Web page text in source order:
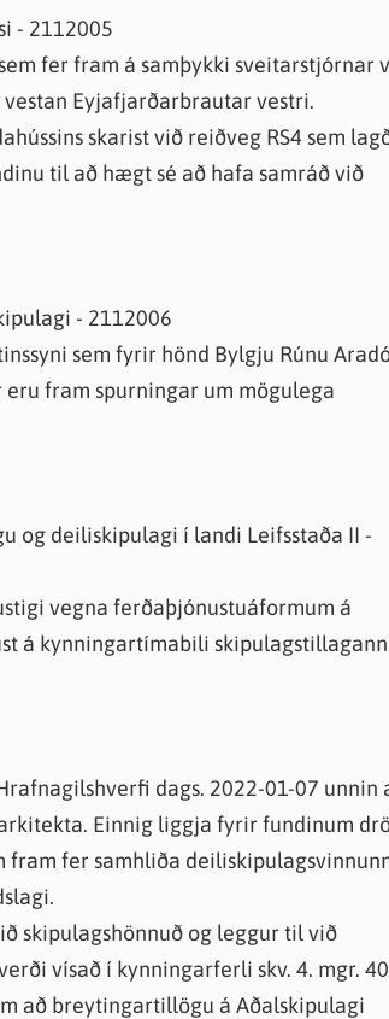
- 2112005
fer fram á samþykki sveitarstjórnar
Eyjafjarðarbrautar vestri.
skarist við reiðveg RS4 sem
til að hægt sé að hafa samráð við
- 2112006
sem fyrir hönd Bylgju Rúnu
fram spurningar um mögulega
og deiliskipulagi í landi Leifsstaða II -
vegna ferðaþjónustuáformum á
á kynningartímabili
dags. 2022-01-07 unnin
Einnig liggja fyrir fundinum
fer samhliða
skipulagshönnuð og leggur til við
vísað í kynningarferli skv. 4. mgr.
að breytingartillögu á Aðalskipulagi